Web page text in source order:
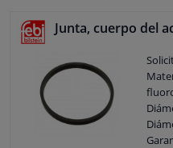
Junta, cuerpo del